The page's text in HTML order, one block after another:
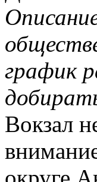
график
Вокзал